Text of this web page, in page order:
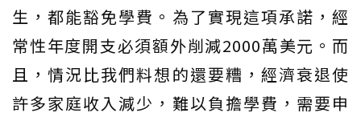
生，都能豁免學費。為了實現這項承諾，經
常性年度開支必須額外削減2000萬美元。而
且，情況比我們料想的還要糟，經濟衰退使
許多家庭收入減少，難以負擔學費，需要申